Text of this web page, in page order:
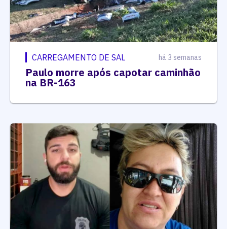
CARREGAMENTO DE SAL há 3 semanas
Paulo morre após capotar caminhão
na BR-163